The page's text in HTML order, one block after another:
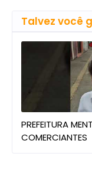
Talvez você
PREFEITURA
COMERCIANTES